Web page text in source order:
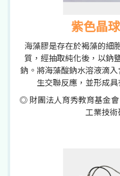
紫色晶
海藻膠是存在於褐藻的細
質，經抽取純化後，以鈉
鈉。將海藻酸鈉水溶液滴
生交聯反應，並形成
◎ 財團法人育秀教育基金
工業技